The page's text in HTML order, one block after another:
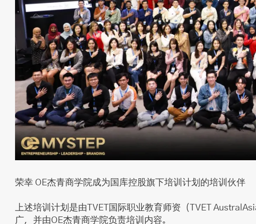
荣幸 OE杰青商学院成为国库控股旗下培训计划的培训伙伴
上述培训计划是由TVET国际职业教育师资（TVET
广，并由OE杰青商学院负责培训内容。